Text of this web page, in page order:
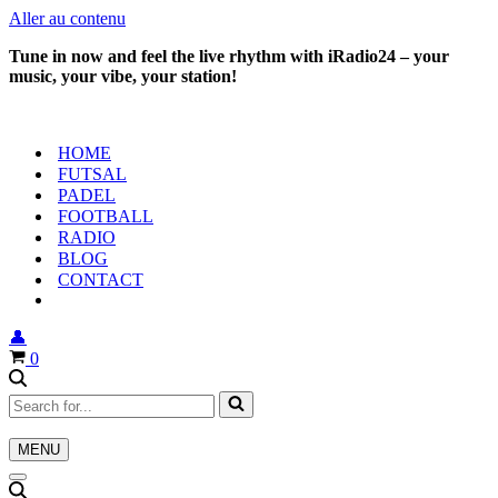
Aller au contenu
Tune in now and feel the live rhythm with iRadio24 – your
music, your vibe, your station!
HOME
FUTSAL
PADEL
FOOTBALL
RADIO
BLOG
CONTACT
👤
Panier
0
Rechercher...
MENU
Menu
Menu